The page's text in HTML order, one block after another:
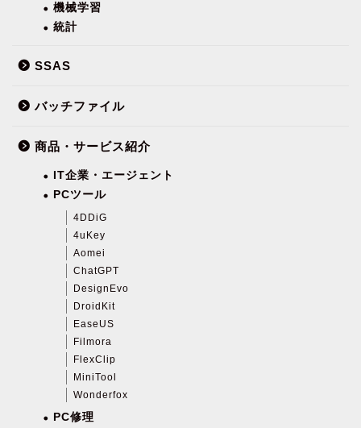
機械学習
統計
SSAS
バッチファイル
商品・サービス紹介
IT企業・エージェント
PCツール
4DDiG
4uKey
Aomei
ChatGPT
DesignEvo
DroidKit
EaseUS
Filmora
FlexClip
MiniTool
Wonderfox
PC修理